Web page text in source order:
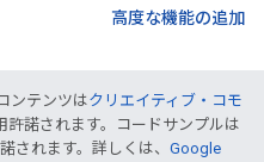
高度な機能の追加
ンテンツはクリエイティブ・コモ
許諾されます。コードサンプルは
されます。詳しくは、 Google